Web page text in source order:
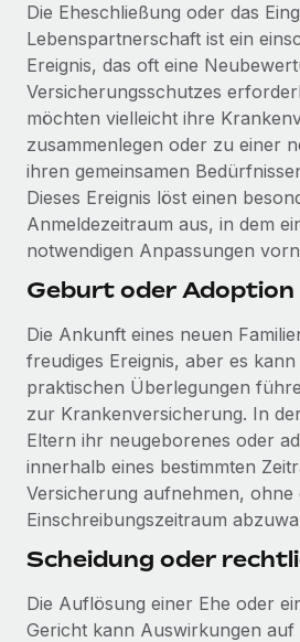
Niederlassungen
Mobilität und Relocation
Mühelose Relocation von
Benefits
Mühelose Verwaltung von
globalen Content-Agentur
Auf einen Blick Erfahre mehr über die
Transformation einer weltweit
Mehr erfahren
Den Blog erkunden
BLOG
Neues zu Remote-
Gusto und Zero und
Plus
Auch im neuen Jahr wollen wir bei
aller Größen dabei unterstützen, die
Wie Phiture 55
mit Remote verwaltet
Phiture ist der unumstrittene
Wachstumsberatung für mobile Apps.
Mehr erfahren
Die Eheschließung oder das
Lebenspartnerschaft ist ein
Ereignis, das oft eine
Versicherungsschutzes
möchten vielleicht ihre
zusammenlegen oder zu einer
ihren gemeinsamen
Dieses Ereignis löst einen
Anmeldezeitraum aus, in dem
notwendigen Anpassungen
Geburt oder Adoption
Die Ankunft eines neuen
freudiges Ereignis, aber es
praktischen Überlegungen
zur Krankenversicherung. In
Eltern ihr neugeborenes oder
innerhalb eines bestimmten
Versicherung aufnehmen, ohne
Einschreibungszeitraum
Scheidung oder
Die Auflösung einer Ehe oder
Gericht kann Auswirkungen auf